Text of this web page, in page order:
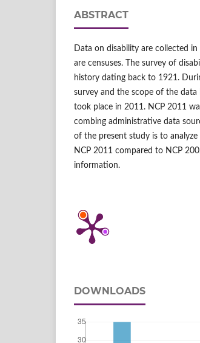
ABSTRACT
Data on disability are collected
are censuses. The survey of
history dating back to 1921.
survey and the scope of the data
took place in 2011. NCP 2011
combing administrative data
of the present study is to analyze
NCP 2011 compared to NCP
information.
DOWNLOADS